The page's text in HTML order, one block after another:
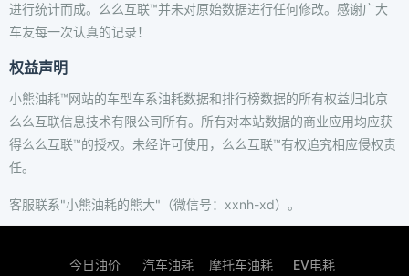
进行统计而成。么么互联™并未对原始数据进行任何修改。感谢广大
车友每一次认真的记录！
权益声明
小熊油耗™网站的车型车系油耗数据和排行榜数据的所有权益归北京
么么互联信息技术有限公司所有。所有对本站数据的商业应用均应获
得么么互联™的授权。未经许可使用，么么互联™有权追究相应侵权责
任。
客服联系"小熊油耗的熊大"（微信号：xxnh-xd）。
今日油价 汽车油耗 摩托车油耗 EV电耗